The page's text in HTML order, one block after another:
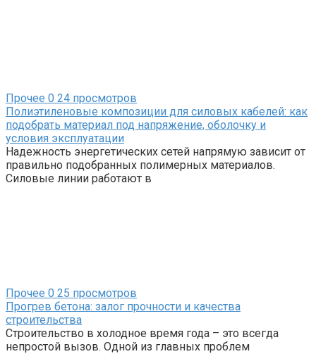
Прочее 0 24 просмотров
Полиэтиленовые композиции для силовых кабелей: как
подобрать материал под напряжение, оболочку и
условия эксплуатации
Надежность энергетических сетей напрямую зависит от
правильно подобранных полимерных материалов.
Силовые линии работают в
Прочее 0 25 просмотров
Прогрев бетона: залог прочности и качества
строительства
Строительство в холодное время года – это всегда
непростой вызов. Одной из главных проблем